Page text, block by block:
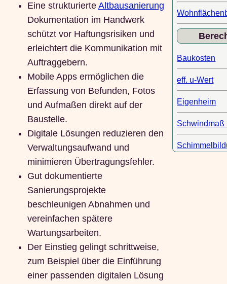
Eine strukturierte Altbausanierung
Dokumentation im Handwerk
schützt vor Haftungsrisiken und
erleichtert die Kommunikation mit
Auftraggebern.
Mobile Apps ermöglichen die
Erfassung von Befunden, Fotos
und Aufmaßen direkt auf der
Baustelle.
Digitale Lösungen reduzieren den
Verwaltungsaufwand und
minimieren Übertragungsfehler.
Gut dokumentierte
Sanierungsprojekte
beschleunigen Abnahmen und
vereinfachen spätere
Wartungsarbeiten.
Der Einstieg gelingt schrittweise,
zum Beispiel über die Einführung
einer passenden digitalen Lösung
Baukosten
eff. u-Wert
Eigenheim
Schwindmaß